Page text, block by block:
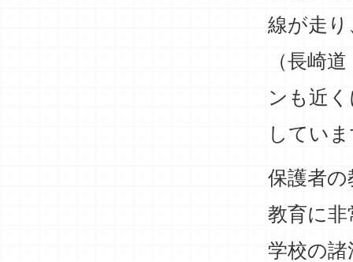
線が走り
（長崎
ンも近
してい
保護者
教育に
学校の